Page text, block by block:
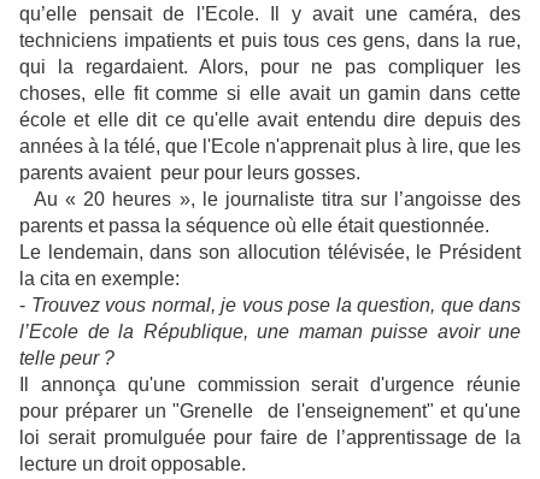
qu’elle pensait de l'Ecole. Il y avait une caméra, des
techniciens impatients et puis tous ces gens, dans la rue,
qui la regardaient. Alors, pour ne pas compliquer les
choses, elle fit comme si elle avait un gamin dans cette
école et elle dit ce qu'elle avait entendu dire depuis des
années à la télé, que l'Ecole n'apprenait plus à lire, que les
parents avaient peur pour leurs gosses.
Au « 20 heures », le journaliste titra sur l’angoisse des
parents et passa la séquence où elle était questionnée.
Le lendemain, dans son allocution télévisée, le Président
la cita en exemple:
- Trouvez vous normal, je vous pose la question, que dans
l’Ecole de la République, une maman puisse avoir une
telle peur ?
Il annonça qu'une commission serait d'urgence réunie
pour préparer un "Grenelle de l'enseignement" et qu'une
loi serait promulguée pour faire de l’apprentissage de la
lecture un droit opposable.